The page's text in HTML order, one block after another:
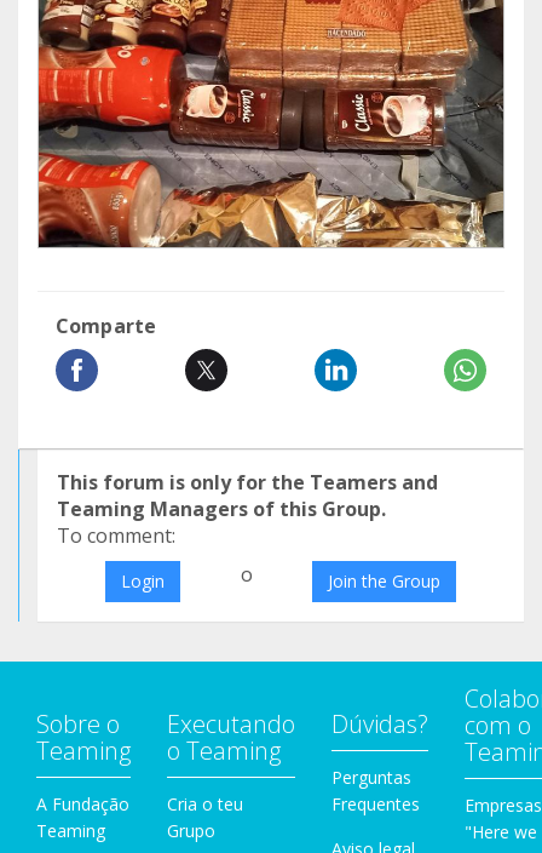
Comparte
This forum is only for the Teamers and
Teaming Managers of this Group.
To comment:
Login o Join the Group
Sobre o
Teaming
A Fundação
Teaming
Executando
o Teaming
Cria o teu
Grupo
Dúvidas?
Perguntas
Frequentes
com o
Empresas
"Here we